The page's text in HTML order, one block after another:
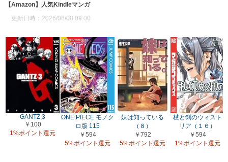
【Amazon】人気Kindleマンガ
更新日時：2026/08/08 09:00
GANTZ 3
￥100
1%ポイント還元
ONE PIECE モノク
ロ版 115
￥594
5%ポイント還元
妹は知っている
（８）
￥792
5%ポイント還元
杖と剣のウィスト
リア（１６）
￥594
1%ポイント還元